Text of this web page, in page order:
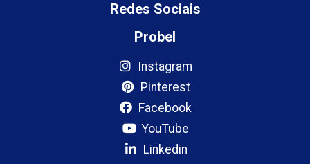
Redes Sociais
Probel
Instagram
Pinterest
Facebook
YouTube
Linkedin